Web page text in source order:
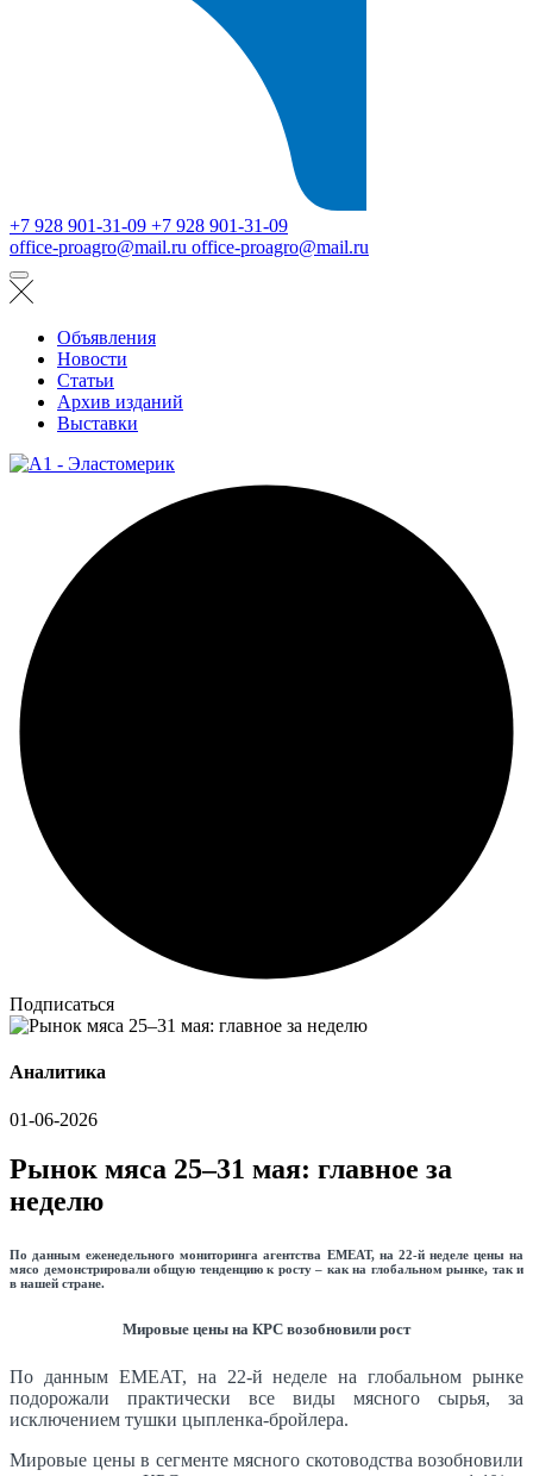
+7 928 901-31-09 +7 928 901-31-09
office-proagro@mail.ru office-proagro@mail.ru
Объявления
Новости
Статьи
Архив изданий
Выставки
Подписаться
Аналитика
01-06-2026
Рынок мяса 25–31 мая: главное за
неделю
По данным еженедельного мониторинга агентства EMEAT, на 22-й неделе цены на
мясо демонстрировали общую тенденцию к росту – как на глобальном рынке, так и
в нашей стране.
Мировые цены на КРС возобновили рост
По данным EMEAT, на 22-й неделе на глобальном рынке
подорожали практически все виды мясного сырья, за
исключением тушки цыпленка-бройлера.
Мировые цены в сегменте мясного скотоводства возобновили